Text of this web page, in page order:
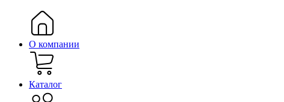
О компании
Каталог